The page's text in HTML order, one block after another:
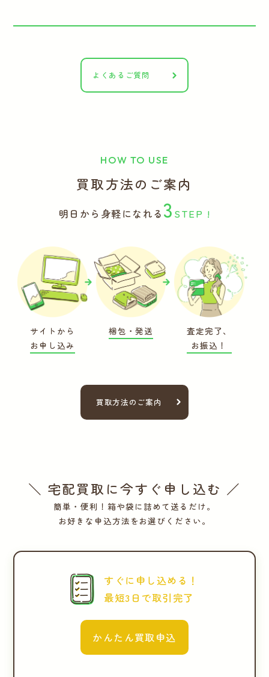
よくあるご質問
HOW TO USE
買取方法のご案内
明日から身軽になれる 3 STEP !
サイトから
お申し込み
梱包・発送
査定完了、
お振込！
買取方法のご案内
＼ 宅配買取に今すぐ申し込む ／
簡単・便利！箱や袋に詰めて送るだけ。
お好きな申込方法をお選びください。
すぐに申し込める！
最短3日で取引完了
かんたん買取申込